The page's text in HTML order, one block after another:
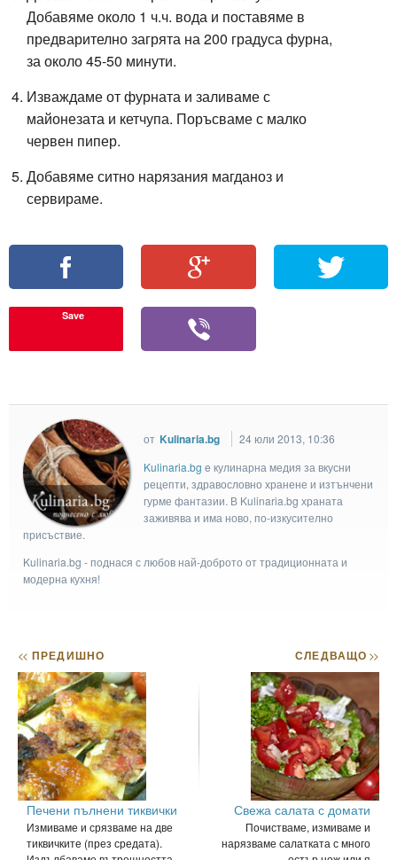
Добавяме около 1 ч.ч. вода и поставяме в
предварително загрята на 200 градуса фурна,
за около 45-50 минути.
Изваждаме от фурната и заливаме с
майонезата и кетчупа. Поръсваме с малко
червен пипер.
Добавяме ситно нарязания магданоз и
сервираме.
Save
от Kulinaria.bg
24 юли 2013, 10:36
Kulinaria.bg e кулинарна медия за вкусни
рецепти, здравословно хранене и изтънчени
гурме фантазии. В Kulinaria.bg храната
заживява и има ново, по-изкусително
присъствие.
Kulinaria.bg - поднася с любов най-доброто от традиционната и
модерна кухня!
<< ПРЕДИШНО
Печени пълнени тиквички
Измиваме и срязваме на две
тиквичките (през средата).
СЛЕДВАЩО>>
Свежа салата с домати
Почистваме, измиваме и
нарязваме салатката с много